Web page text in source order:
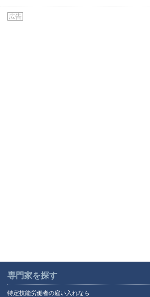
広告
専門家を探す
特定技能労働者の雇い入れなら